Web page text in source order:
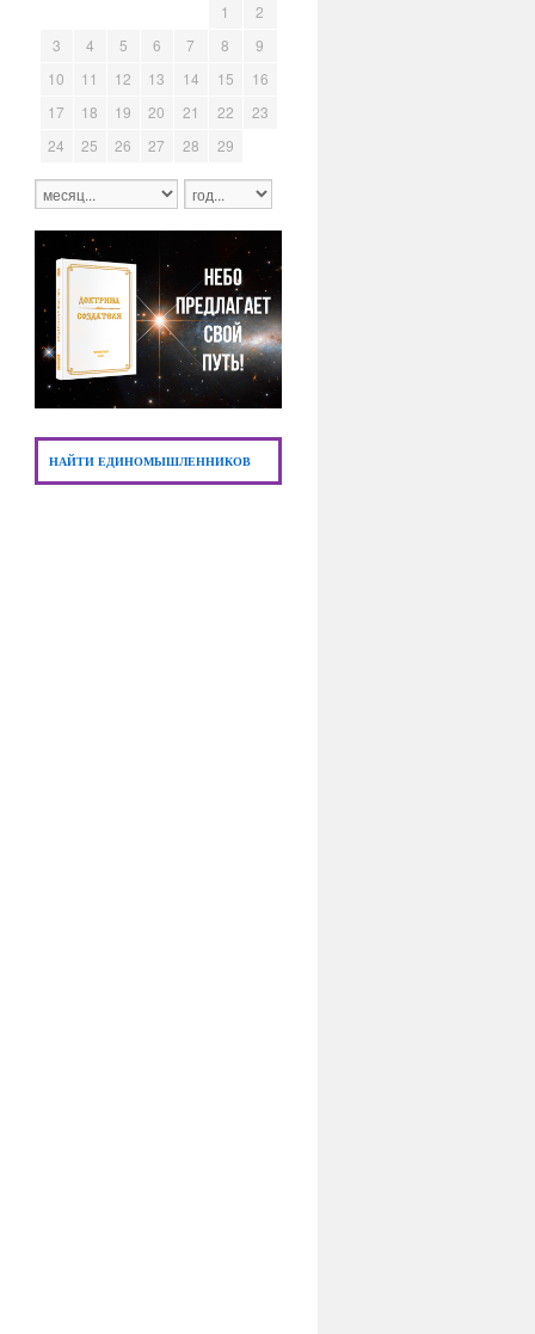
1
2
3
4 5 6 7 8
9
10
11 12 13 14 15
16
17
18 19 20 21 22
23
24
25 26 27 28 29
НАЙТИ ЕДИНОМЫШЛЕННИКОВ